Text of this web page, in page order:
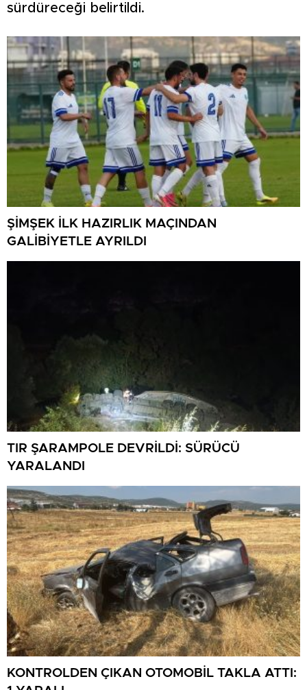
sürdüreceği belirtildi.
ŞİMŞEK İLK HAZIRLIK MAÇINDAN
GALİBİYETLE AYRILDI
TIR ŞARAMPOLE DEVRİLDİ: SÜRÜCÜ
YARALANDI
KONTROLDEN ÇIKAN OTOMOBİL TAKLA ATTI: